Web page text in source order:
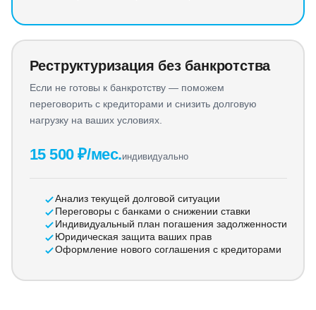
Реструктуризация без банкротства
Если не готовы к банкротству — поможем
переговорить с кредиторами и снизить долговую
нагрузку на ваших условиях.
15 500 ₽/мес.индивидуально
Анализ текущей долговой ситуации
Переговоры с банками о снижении ставки
Индивидуальный план погашения задолженности
Юридическая защита ваших прав
Оформление нового соглашения с кредиторами